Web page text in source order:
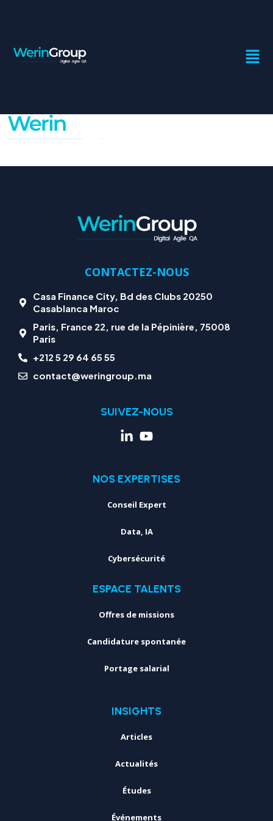
LIGHT.PNG
CONTACTEZ-NOUS
Casa Finance City, Bd des Clubs 20250
Casablanca Maroc
Paris, France 22, rue de la Pépinière, 75008
Paris
+212 5 29 64 65 55
contact@weringroup.ma
SUIVEZ-NOUS
NOS EXPERTISES
Conseil Expert
Data, IA
Cybersécurité
ESPACE TALENTS
Offres de missions
Candidature spontanée
Portage salarial
INSIGHTS
Articles
Actualités
Études
Événements